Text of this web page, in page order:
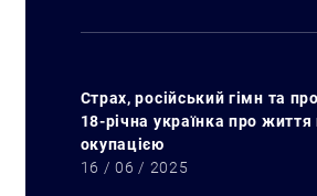
Страх, російський гімн та
18-річна українка про життя
окупацією
16 / 06 / 2025